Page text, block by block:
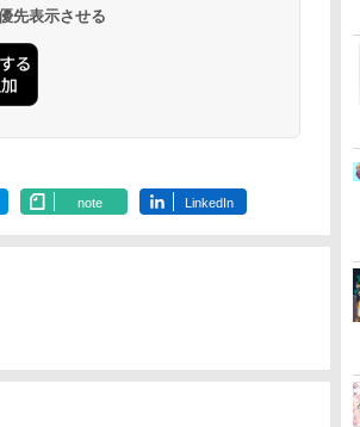
先表示させる
note LinkedIn